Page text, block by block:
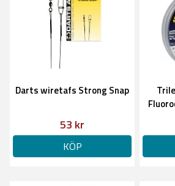
Darts wiretafs Strong Snap
53 kr
KÖP